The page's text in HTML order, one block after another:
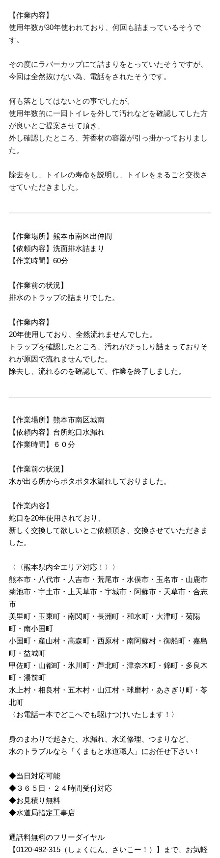
【作業内容】
使用年数が30年使われており、何回も詰まっているそうで
す。
その度にラバーカップにて詰まりをとっていたそうですが、
今回は全然抜けない為、電話をされたそうです。
何も落としてはないとの事でしたが、
使用年数的に一回トイレを外して汚れなどを確認してした方
が良いとご提案させて頂き、
外し確認したところ、芳香材の容器が引っ掛かっておりまし
た。
除去をし、トイレの寿命を説明し、トイレをまるごと交換さ
せていただきました。
【作業場所】熊本市南区出仲間
【依頼内容】洗面排水詰まり
【作業時間】60分
【作業前の状況】
排水のトラップの詰まりでした。
【作業内容】
20年使用しており、全然流れませんでした。
トラップを確認したところ、汚れがびっしり詰まっておりそ
れが原因で流れませんでした。
除去し、流れるのを確認して、作業を終了しました。
【作業場所】熊本市南区城南
【依頼内容】台所蛇口水漏れ
【作業時間】６０分
【作業前の状況】
水が出る所からポタポタ水漏れしておりました。
【作業内容】
蛇口を20年使用されており、
新しく交換して欲しいとご依頼頂き、交換させていただきま
した。
〈〈熊本県内全エリア対応！〉〉
熊本市・八代市・人吉市・荒尾市・水俣市・玉名市・山鹿市
菊池市・宇土市・上天草市・宇城市・阿蘇市・天草市・合志
市
美里町・玉東町・南関町・長洲町・和水町・大津町・菊陽
町・南小国町
小国町・産山村・高森町・西原村・南阿蘇村・御船町・嘉島
町・益城町
甲佐町・山都町・氷川町・芦北町・津奈木町・錦町・多良木
町・湯前町
水上村・相良村・五木村・山江村・球磨村・あさぎり町・苓
北町
〈お電話一本でどこへでも駆けつけいたします！〉
身のまわりで起きた、水漏れ、水道修理、つまりなど、
水のトラブルなら「くまもと水道職人」にお任せ下さい！
◆当日対応可能
◆３６５日・２４時間受付対応
◆お見積り無料
◆水道局指定工事店
通話料無料のフリーダイヤル
【0120-492-315（しょくにん、さいこー！）】まで、お気軽